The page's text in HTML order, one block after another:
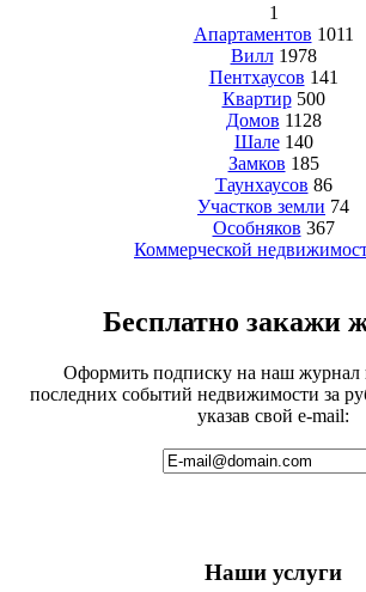
1
Апартаментов 1011
Вилл 1978
Пентхаусов 141
Квартир 500
Домов 1128
Шале 140
Замков 185
Таунхаусов 86
Участков земли 74
Особняков 367
Коммерческой
Бесплатно закажи
Оформить подписку на наш журнал
последних событий недвижимости за
указав свой e-mail:
Наши услуги